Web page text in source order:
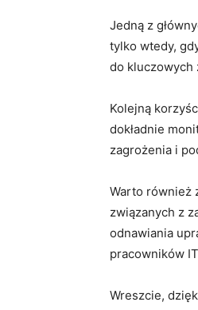
Jedną z
tylko wtedy,
do​ kluczowych
Kolejną
dokładnie
zagrożenia i
Warto również
związanych z
odnawiania
pracowników
Wreszcie,